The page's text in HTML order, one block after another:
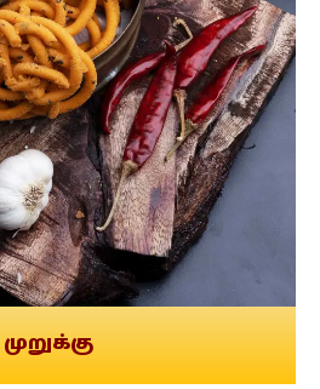
முறுக்கு